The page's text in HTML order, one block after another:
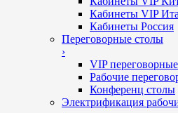
Кабинеты VIP
Кабинеты Россия
Переговорные столы
›
VIP переговорные
Рабочие
Конференц столы
Электрификация